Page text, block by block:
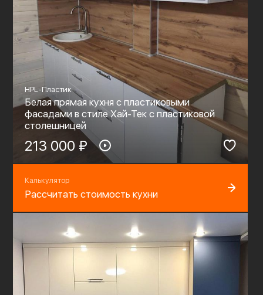
HPL-Пластик
Белая прямая кухня с пластиковыми
фасадами в стиле Хай-Тек с пластиковой
столешницей
213 000 ₽
Калькулятор
Рассчитать стоимость кухни